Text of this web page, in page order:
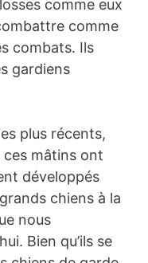
comme eux
comme
combats. Ils
gardiens
plus récents,
ces mâtins ont
développés
chiens à la
nous
Bien qu’ils se